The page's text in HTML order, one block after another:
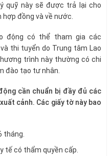
quỹ này sẽ được trả lại cho
đồng và về nước.
động có thể tham gia các
thi tuyển do Trung tâm Lao
trình này thường có chi
đào tạo tư nhân.
cần chuẩn bị đầy đủ các
cảnh. Các giấy tờ này bao
tháng.
tế có thẩm quyền cấp.